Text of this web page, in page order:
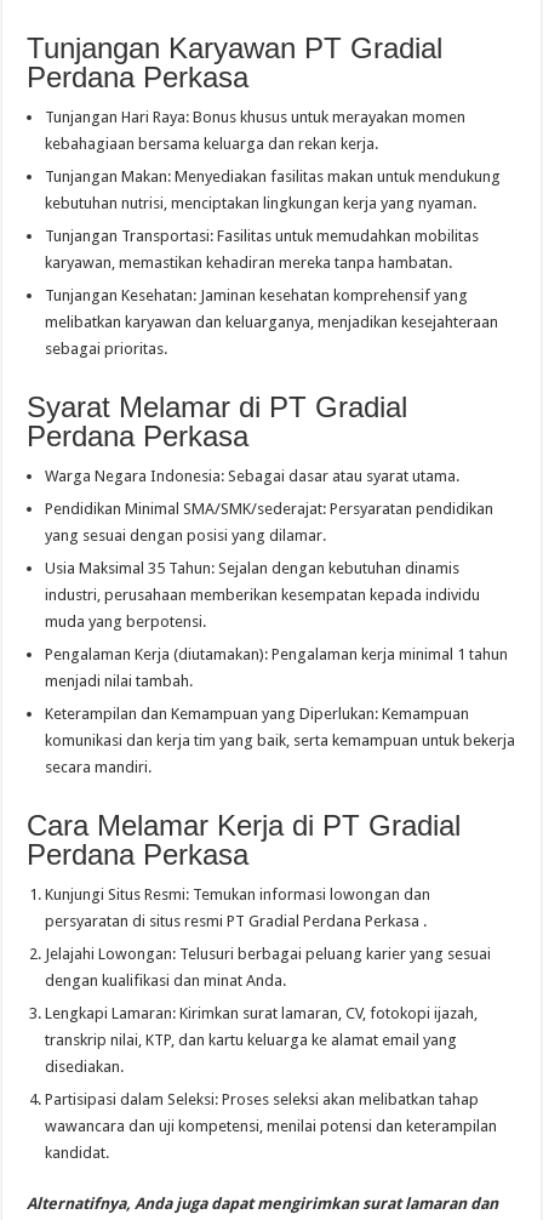
Tunjangan Karyawan PT Gradial
Perdana Perkasa
Tunjangan Hari Raya: Bonus khusus untuk merayakan momen
kebahagiaan bersama keluarga dan rekan kerja.
Tunjangan Makan: Menyediakan fasilitas makan untuk mendukung
kebutuhan nutrisi, menciptakan lingkungan kerja yang nyaman.
Tunjangan Transportasi: Fasilitas untuk memudahkan mobilitas
karyawan, memastikan kehadiran mereka tanpa hambatan.
Tunjangan Kesehatan: Jaminan kesehatan komprehensif yang
melibatkan karyawan dan keluarganya, menjadikan kesejahteraan
sebagai prioritas.
Syarat Melamar di PT Gradial
Perdana Perkasa
Warga Negara Indonesia: Sebagai dasar atau syarat utama.
Pendidikan Minimal SMA/SMK/sederajat: Persyaratan pendidikan
yang sesuai dengan posisi yang dilamar.
Usia Maksimal 35 Tahun: Sejalan dengan kebutuhan dinamis
industri, perusahaan memberikan kesempatan kepada individu
muda yang berpotensi.
Pengalaman Kerja (diutamakan): Pengalaman kerja minimal 1 tahun
menjadi nilai tambah.
Keterampilan dan Kemampuan yang Diperlukan: Kemampuan
komunikasi dan kerja tim yang baik, serta kemampuan untuk bekerja
secara mandiri.
Cara Melamar Kerja di PT Gradial
Perdana Perkasa
Kunjungi Situs Resmi: Temukan informasi lowongan dan
persyaratan di situs resmi PT Gradial Perdana Perkasa .
Jelajahi Lowongan: Telusuri berbagai peluang karier yang sesuai
dengan kualifikasi dan minat Anda.
Lengkapi Lamaran: Kirimkan surat lamaran, CV, fotokopi ijazah,
transkrip nilai, KTP, dan kartu keluarga ke alamat email yang
disediakan.
Partisipasi dalam Seleksi: Proses seleksi akan melibatkan tahap
wawancara dan uji kompetensi, menilai potensi dan keterampilan
kandidat.
Alternatifnya, Anda juga dapat mengirimkan surat lamaran dan